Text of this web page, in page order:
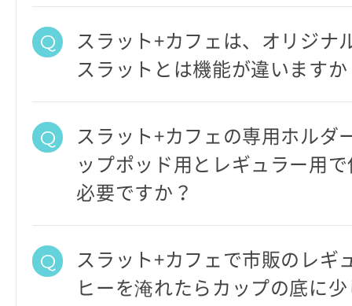
スラット+カフェは、オリジナ
スラットとは機能が違いますか
スラット+カフェの専用ホルダ
ップポッド用とレギュラー用
必要ですか？
スラット+カフェで市販のレギ
ヒーを淹れたらカップの底に